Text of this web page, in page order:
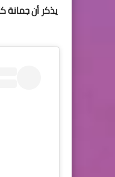
يذكر أن جمانة